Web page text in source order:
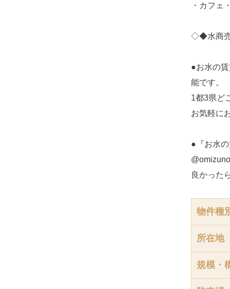
・カフェ
◇◆水商
●お水の
能です。
1都3県ど
お気軽に
●『お水
良かった
物件種
所在地
規模・